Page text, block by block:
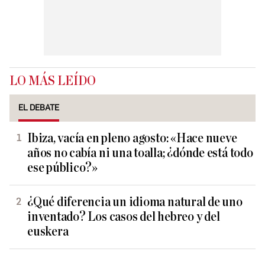
LO MÁS LEÍDO
EL DEBATE
Ibiza, vacía en pleno agosto: «Hace nueve
años no cabía ni una toalla; ¿dónde está todo
ese público?»
¿Qué diferencia un idioma natural de uno
inventado? Los casos del hebreo y del
euskera